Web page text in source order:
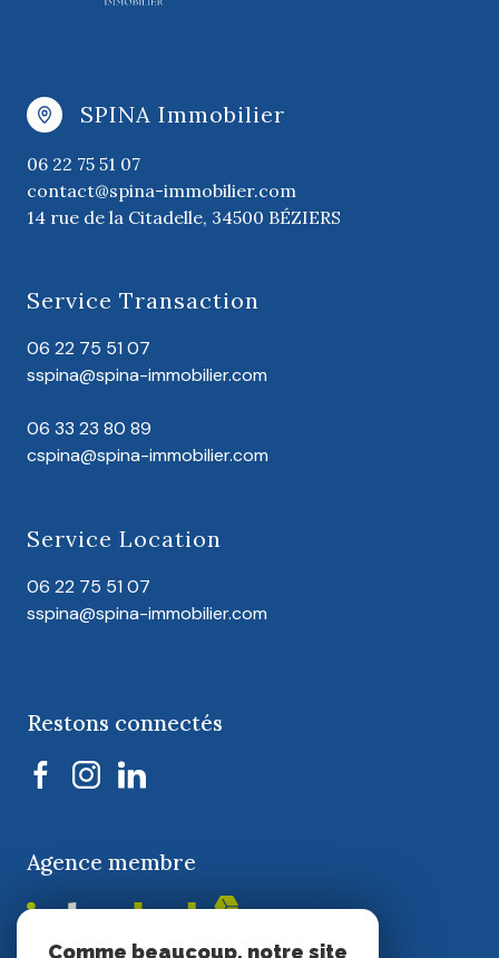
SPINA Immobilier
06 22 75 51 07
contact@spina-immobilier.com
14 rue de la Citadelle, 34500 BÉZIERS
Service Location
06 22 75 51 07
sspina@spina-immobilier.com
Service Transaction
06 22 75 51 07
sspina@spina-immobilier.com
06 33 23 80 89
cspina@spina-immobilier.com
Restons connectés
Agence membre
Comme beaucoup, notre site